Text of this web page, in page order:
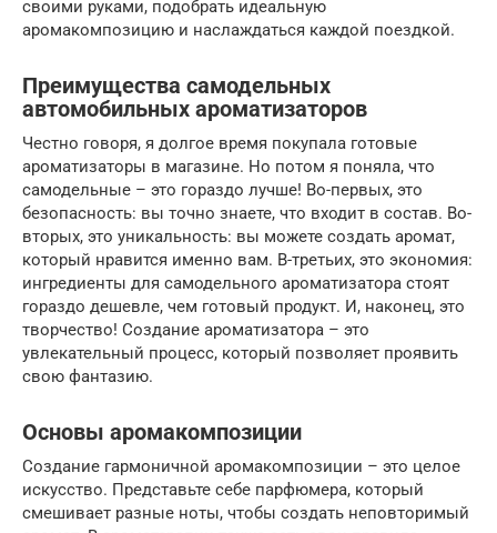
своими руками, подобрать идеальную
аромакомпозицию и наслаждаться каждой поездкой.
Преимущества самодельных
автомобильных ароматизаторов
Честно говоря, я долгое время покупала готовые
ароматизаторы в магазине. Но потом я поняла, что
самодельные – это гораздо лучше! Во-первых, это
безопасность: вы точно знаете, что входит в состав. Во-
вторых, это уникальность: вы можете создать аромат,
который нравится именно вам. В-третьих, это экономия:
ингредиенты для самодельного ароматизатора стоят
гораздо дешевле, чем готовый продукт. И, наконец, это
творчество! Создание ароматизатора – это
увлекательный процесс, который позволяет проявить
свою фантазию.
Основы аромакомпозиции
Создание гармоничной аромакомпозиции – это целое
искусство. Представьте себе парфюмера, который
смешивает разные ноты, чтобы создать неповторимый